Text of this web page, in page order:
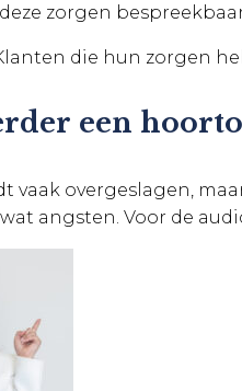
zorgen
die hun zorgen
een
vaak overgeslagen,
angsten. Voor de